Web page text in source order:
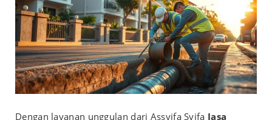
Dengan layanan unggulan dari Assyifa Syifa Jasa